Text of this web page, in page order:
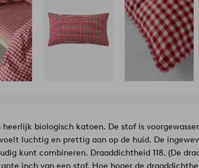
heerlijk biologisch katoen. De stof is
luchtig en prettig aan op de huid. De
kunt combineren. Draaddichtheid 118. (De
inch van een stof. Hoe hoger de